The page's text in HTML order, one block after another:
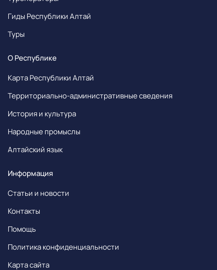
Гиды Республики Алтай
Туры
О Республике
Карта Республики Алтай
Территориально-административные сведения
История и культура
Народные промыслы
Алтайский язык
Информация
Статьи и новости
Контакты
Помощь
Политика конфиденциальности
Карта сайта